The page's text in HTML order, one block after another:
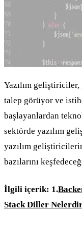
Yazılım
talep görüyor ve
başlayanlardan
sektörde yazılım
yazılım
bazılarını
İlgili içerik: 1.
Stack Diller